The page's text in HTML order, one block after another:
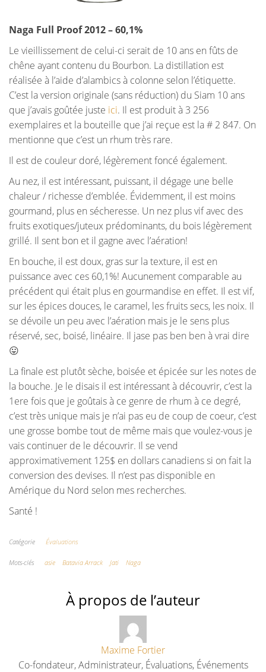
Naga Full Proof 2012 – 60,1%
Le vieillissement de celui-ci serait de 10 ans en fûts de
chêne ayant contenu du Bourbon. La distillation est
réalisée à l’aide d’alambics à colonne selon l’étiquette.
C’est la version originale (sans réduction) du Siam 10 ans
que j’avais goûtée juste ici. Il est produit à 3 256
exemplaires et la bouteille que j’ai reçue est la # 2 847. On
mentionne que c’est un rhum très rare.
Il est de couleur doré, légèrement foncé également.
Au nez, il est intéressant, puissant, il dégage une belle
chaleur / richesse d’emblée. Évidemment, il est moins
gourmand, plus en sécheresse. Un nez plus vif avec des
fruits exotiques/juteux prédominants, du bois légèrement
grillé. Il sent bon et il gagne avec l’aération!
En bouche, il est doux, gras sur la texture, il est en
puissance avec ces 60,1%! Aucunement comparable au
précédent qui était plus en gourmandise en effet. Il est vif,
sur les épices douces, le caramel, les fruits secs, les noix. Il
se dévoile un peu avec l’aération mais je le sens plus
réservé, sec, boisé, linéaire. Il jase pas ben ben à vrai dire
😛
La finale est plutôt sèche, boisée et épicée sur les notes de
la bouche. Je le disais il est intéressant à découvrir, c’est la
1ere fois que je goûtais à ce genre de rhum à ce degré,
c’est très unique mais je n’ai pas eu de coup de coeur, c’est
une grosse bombe tout de même mais que voulez-vous je
vais continuer de le découvrir. Il se vend
approximativement 125$ en dollars canadiens si on fait la
conversion des devises. Il n’est pas disponible en
Amérique du Nord selon mes recherches.
Santé !
Catégorie Évaluations
Mots-clés asie Batavia Arrack Jati Naga
À propos de l’auteur
Maxime Fortier
Co-fondateur, Administrateur, Évaluations, Événements